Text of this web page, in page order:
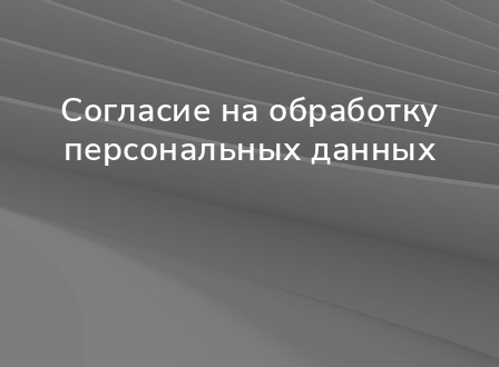
Согласие на обработку
персональных данных